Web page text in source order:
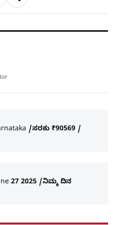
S
h
a
/ಸರಕು ₹90569 /
27 2025 /ನಿಮ್ಮ ದಿನ